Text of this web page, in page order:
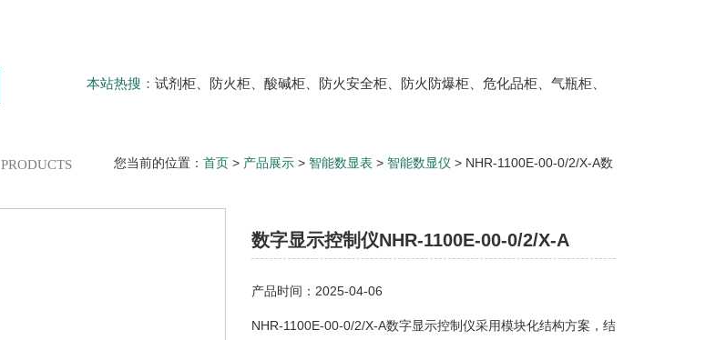
本站热搜： 试剂柜、防火柜、酸碱柜、防火安全柜、防火防爆柜、危化品柜、气瓶柜、
PRODUCTS 您当前的位置： 首页 > 产品展示 > 智能数显表 > 智能数显仪 > NHR-1100E-00-0/2/X-A数
数字显示控制仪NHR-1100E-00-0/2/X-A
产品时间：2025-04-06
NHR-1100E-00-0/2/X-A数字显示控制仪采用模块化结构方案，结